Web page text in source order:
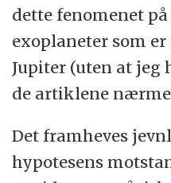
dette fenomenet
exoplaneter som
Jupiter (uten at jeg
de artiklene
Det framheves
hypotesens